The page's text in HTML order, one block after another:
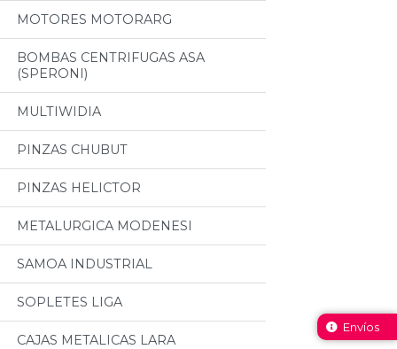
MOTORES MOTORARG
BOMBAS CENTRIFUGAS ASA
(SPERONI)
MULTIWIDIA
PINZAS CHUBUT
PINZAS HELICTOR
METALURGICA MODENESI
SAMOA INDUSTRIAL
SOPLETES LIGA
CAJAS METALICAS LARA
Envíos